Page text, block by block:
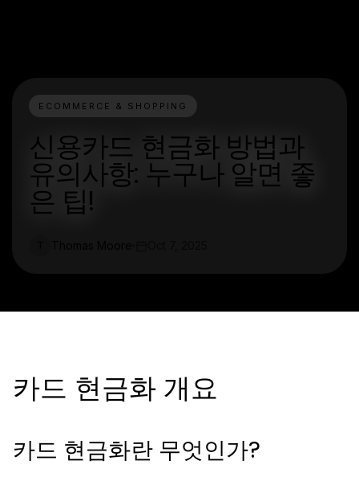
ECOMMERCE & SHOPPING
신용카드 현금화 방법과
유의사항: 누구나 알면 좋
은 팁!
카드 현금화 개요
카드 현금화란 무엇인가?